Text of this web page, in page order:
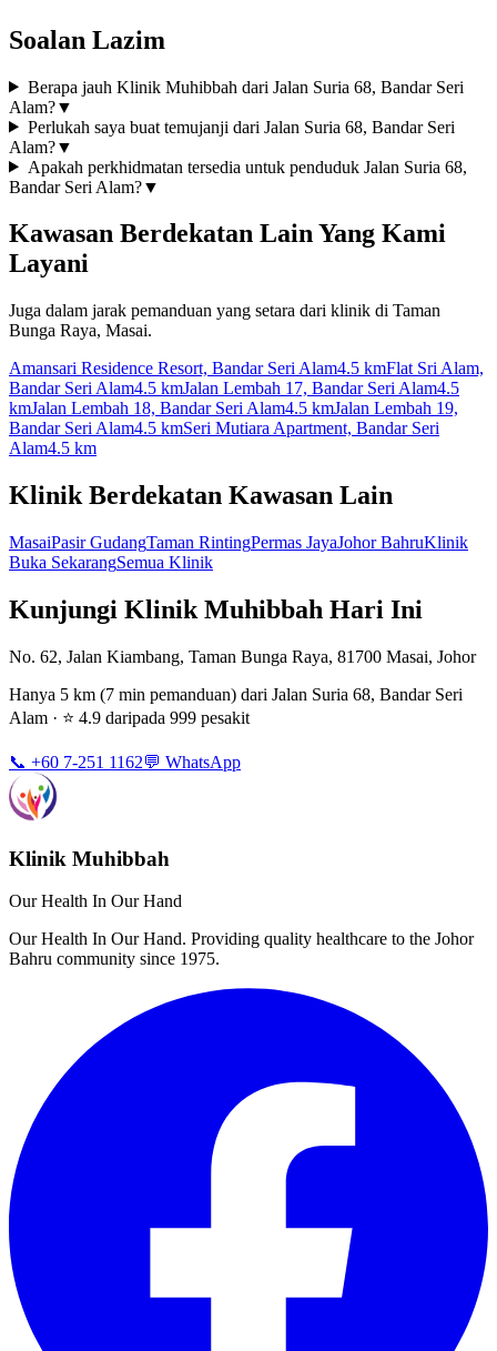
Soalan Lazim
Berapa jauh Klinik Muhibbah dari Jalan Suria 68, Bandar Seri
Alam?▼
Perlukah saya buat temujanji dari Jalan Suria 68, Bandar Seri
Alam?▼
Apakah perkhidmatan tersedia untuk penduduk Jalan Suria 68,
Bandar Seri Alam?▼
Kawasan Berdekatan Lain Yang Kami
Layani
Juga dalam jarak pemanduan yang setara dari klinik di Taman
Bunga Raya, Masai.
Amansari Residence Resort, Bandar Seri Alam4.5 kmFlat Sri Alam,
Bandar Seri Alam4.5 kmJalan Lembah 17, Bandar Seri Alam4.5
kmJalan Lembah 18, Bandar Seri Alam4.5 kmJalan Lembah 19,
Bandar Seri Alam4.5 kmSeri Mutiara Apartment, Bandar Seri
Alam4.5 km
Klinik Berdekatan Kawasan Lain
MasaiPasir GudangTaman RintingPermas JayaJohor BahruKlinik
Buka SekarangSemua Klinik
Kunjungi Klinik Muhibbah Hari Ini
No. 62, Jalan Kiambang, Taman Bunga Raya, 81700 Masai, Johor
Hanya 5 km (7 min pemanduan) dari Jalan Suria 68, Bandar Seri
Alam · ⭐ 4.9 daripada 999 pesakit
📞 +60 7-251 1162💬 WhatsApp
Klinik Muhibbah
Our Health In Our Hand
Our Health In Our Hand. Providing quality healthcare to the Johor
Bahru community since 1975.